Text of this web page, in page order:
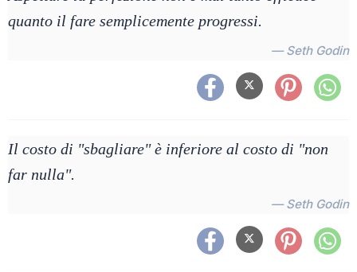
quanto il fare semplicemente progressi.
— Seth Godin
Il costo di "sbagliare" è inferiore al costo di "non
far nulla".
— Seth Godin